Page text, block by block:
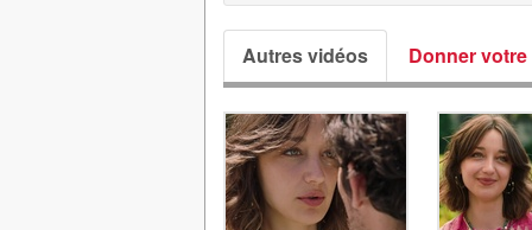
Autres vidéos Donner